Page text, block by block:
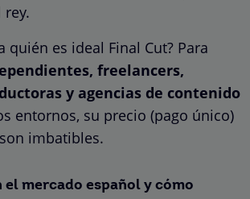
rey.
quién es ideal Final Cut? Para
freelancers,
y agencias de contenido
entornos, su precio (pago único)
imbatibles.
el mercado español y cómo